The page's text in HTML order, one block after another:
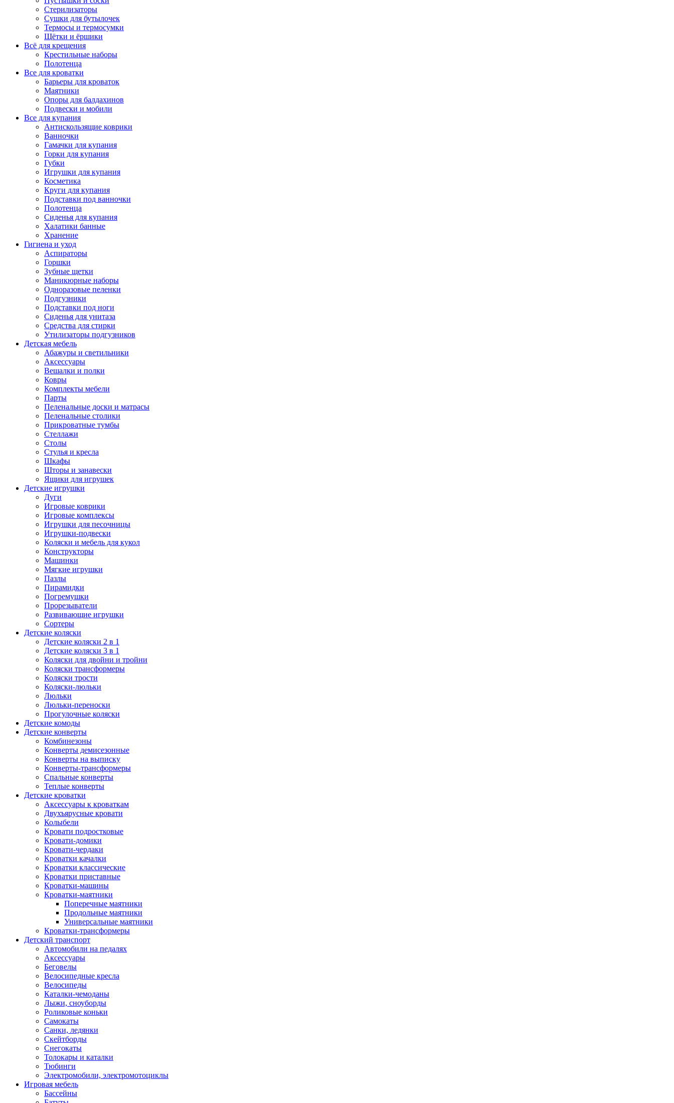
Стерилизаторы
Сушки для бутылочек
Термосы и термосумки
Щётки и ёршики
Всё для крещения
Крестильные наборы
Полотенца
Все для кроватки
Барьеры для кроваток
Маятники
Опоры для балдахинов
Подвески и мобили
Все для купания
Антискользящие коврики
Ванночки
Гамачки для купания
Горки для купания
Губки
Игрушки для купания
Косметика
Круги для купания
Подставки под ванночки
Полотенца
Сиденья для купания
Халатики банные
Хранение
Гигиена и уход
Аспираторы
Горшки
Зубные щетки
Маникюрные наборы
Одноразовые пеленки
Подгузники
Подставки под ноги
Сиденья для унитаза
Средства для стирки
Утилизаторы подгузников
Детская мебель
Абажуры и светильники
Аксессуары
Вешалки и полки
Ковры
Комплекты мебели
Парты
Пеленальные доски и матрасы
Пеленальные столики
Прикроватные тумбы
Стеллажи
Столы
Стулья и кресла
Шкафы
Шторы и занавески
Ящики для игрушек
Детские игрушки
Дуги
Игровые коврики
Игровые комплексы
Игрушки для песочницы
Игрушки-подвески
Коляски и мебель для кукол
Конструкторы
Машинки
Мягкие игрушки
Пазлы
Пирамидки
Погремушки
Прорезыватели
Развивающие игрушки
Сортеры
Детские коляски
Детские коляски 2 в 1
Детские коляски 3 в 1
Коляски для двойни и тройни
Коляски трансформеры
Коляски трости
Коляски-люльки
Люльки
Люльки-переноски
Прогулочные коляски
Детские комоды
Детские конверты
Комбинезоны
Конверты демисезонные
Конверты на выписку
Конверты-трансформеры
Спальные конверты
Теплые конверты
Детские кроватки
Аксессуары к кроваткам
Двухъярусные кровати
Колыбели
Кровати подростковые
Кровати-домики
Кровати-чердаки
Кроватки качалки
Кроватки классические
Кроватки приставные
Кроватки-машины
Кроватки-маятники
Поперечные маятники
Продольные маятники
Универсальные маятники
Кроватки-трансформеры
Детский транспорт
Автомобили на педалях
Аксессуары
Беговелы
Велосипедные кресла
Велосипеды
Каталки-чемоданы
Лыжи, сноуборды
Роликовые коньки
Самокаты
Санки, ледянки
Скейтборды
Снегокаты
Толокары и каталки
Тюбинги
Электромобили, электромотоциклы
Игровая мебель
Бассейны